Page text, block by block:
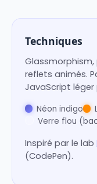
Techniques
Glassmorphism,
reflets animés.
JavaScript
Néon indigo
Verre flou
Inspiré par le lab
(CodePen).